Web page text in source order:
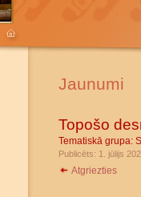
Jaunumi
Topošo
Tematiskā grupa:
Publicēts: 1. jūlijs
Atgriezties